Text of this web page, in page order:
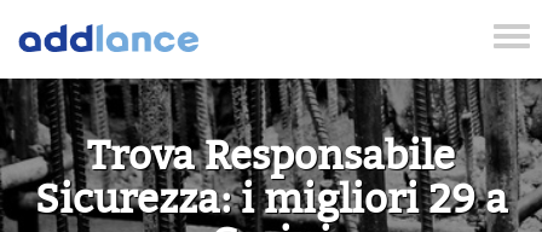
Trova Responsabile
Sicurezza: i migliori 29 a